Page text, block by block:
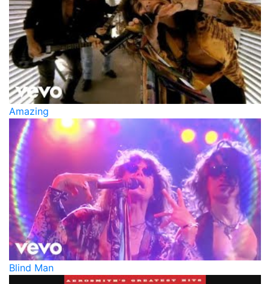
Amazing
Blind Man